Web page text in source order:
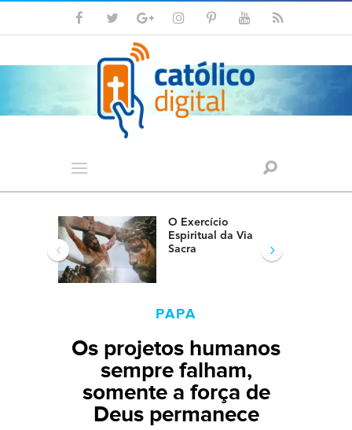
O Exercício
Espiritual da Via
Sacra
‹ ›
PAPA
Os projetos humanos
sempre falham,
somente a força de
Deus permanece